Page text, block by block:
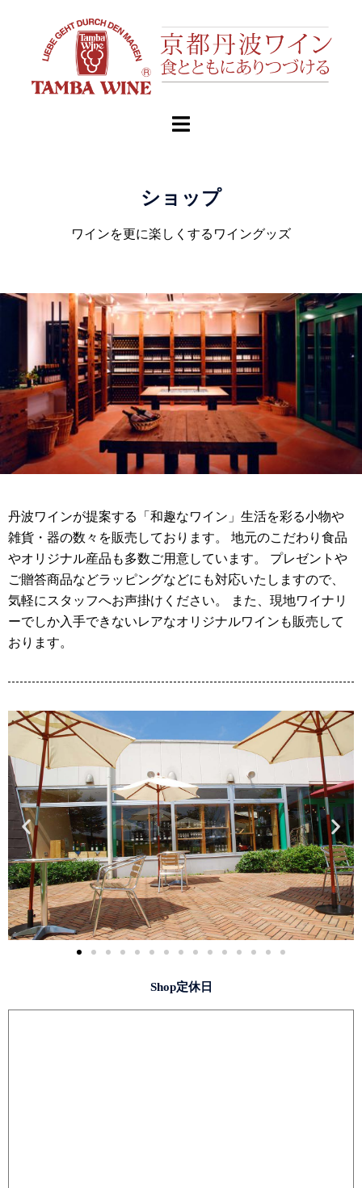
ショップ
ワインを更に楽しくするワイングッズ
丹波ワインが提案する「和趣なワイン」生活を彩る小物や
雑貨・器の数々を販売しております。 地元のこだわり食品
やオリジナル産品も多数ご用意しています。 プレゼントや
ご贈答商品などラッピングなどにも対応いたしますので、
気軽にスタッフへお声掛けください。 また、現地ワイナリ
ーでしか入手できないレアなオリジナルワインも販売して
おります。
Shop定休日